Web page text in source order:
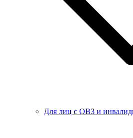
Для лиц с ОВЗ и